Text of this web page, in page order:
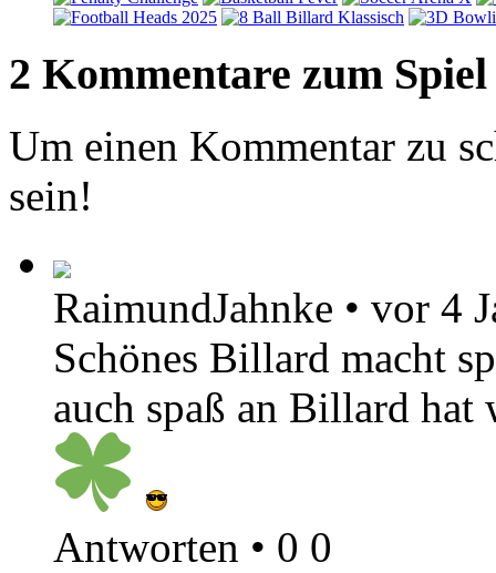
2 Kommentare zum Spiel
Um einen Kommentar zu
sein!
RaimundJahnke • vor 4
Schönes Billard macht
auch spaß an Billard hat
Antworten • 0 0